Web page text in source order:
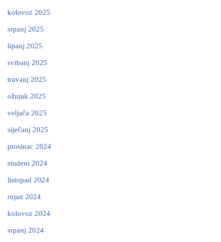
kolovoz 2025
srpanj 2025
lipanj 2025
svibanj 2025
travanj 2025
ožujak 2025
veljača 2025
siječanj 2025
prosinac 2024
studeni 2024
listopad 2024
rujan 2024
kolovoz 2024
srpanj 2024